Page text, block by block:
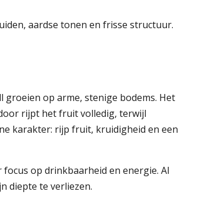
aardse tonen en frisse structuur.
op arme, stenige bodems. Het
rijpt het fruit volledig, terwijl
karakter: rijp fruit, kruidigheid en een
op drinkbaarheid en energie. Al
diepte te verliezen.